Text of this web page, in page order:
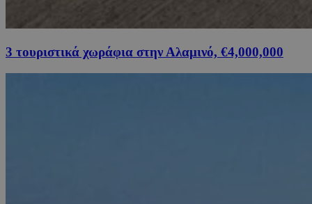
3 τουριστικά χωράφια στην Αλαμινό, €4,000,000